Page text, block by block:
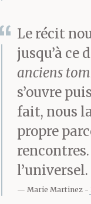
mais
vague
Le récit
jusqu’à ce
anciens
s’ouvre
fait, nous
propre
l’universel.
Marie Martinez